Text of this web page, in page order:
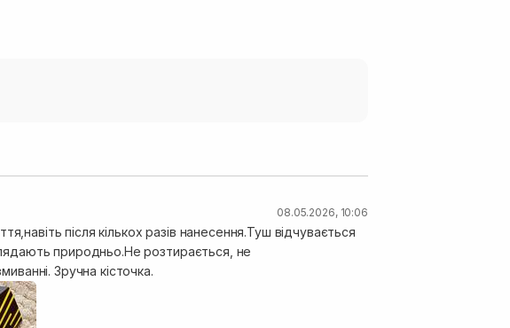
08.05.2026, 10:06
після кількох разів нанесення.Туш відчувається
природньо.Не розтирається, не
Зручна кісточка.